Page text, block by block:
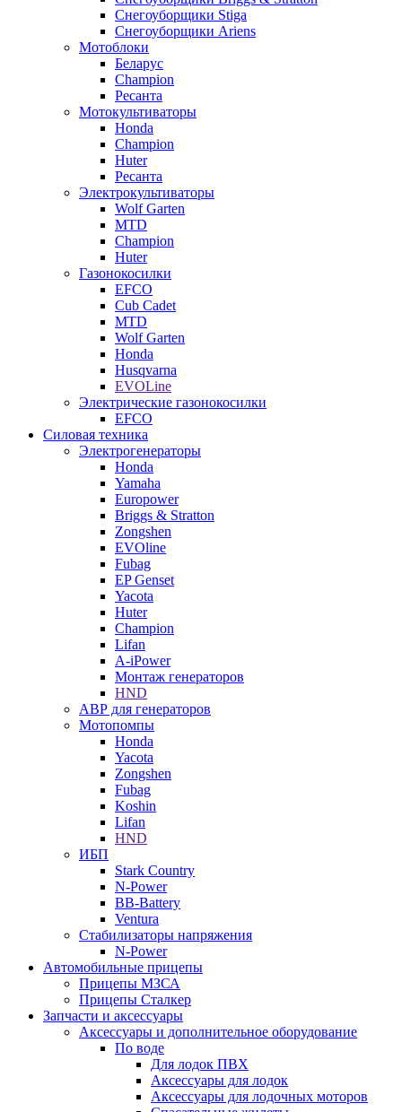
Снегоуборщики Stiga
Снегоуборщики Ariens
Мотоблоки
Беларус
Champion
Ресанта
Мотокультиваторы
Honda
Champion
Huter
Ресанта
Электрокультиваторы
Wolf Garten
MTD
Champion
Huter
Газонокосилки
EFCO
Cub Cadet
MTD
Wolf Garten
Honda
Husqvarna
EVOLine
Электрические газонокосилки
EFCO
Силовая техника
Электрогенераторы
Honda
Yamaha
Europower
Briggs & Stratton
Zongshen
EVOline
Fubag
EP Genset
Yacota
Huter
Champion
Lifan
A-iPower
Монтаж генераторов
HND
АВР для генераторов
Мотопомпы
Honda
Yacota
Zongshen
Fubag
Koshin
Lifan
HND
ИБП
Stark Country
N-Power
BB-Battery
Ventura
Стабилизаторы напряжения
N-Power
Автомобильные прицепы
Прицепы МЗСА
Прицепы Сталкер
Запчасти и аксессуары
Аксессуары и дополнительное оборудование
По воде
Для лодок ПВХ
Аксессуары для лодок
Аксессуары для лодочных моторов